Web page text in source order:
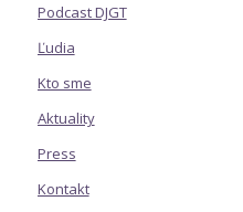
Podcast DJGT
Ľudia
Kto sme
Aktuality
Press
Kontakt